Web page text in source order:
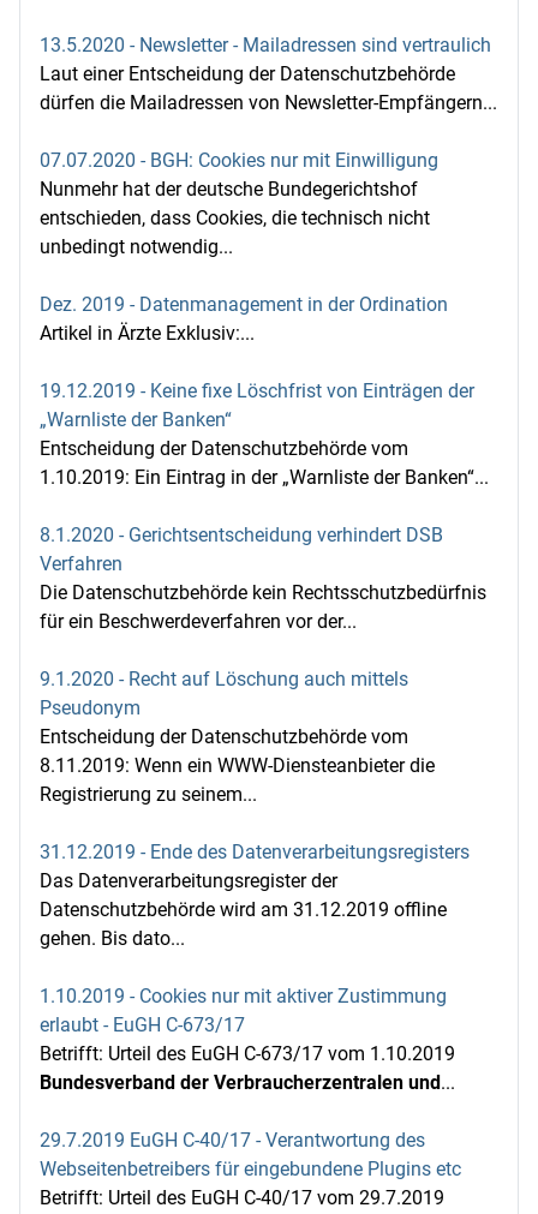
13.5.2020 - Newsletter - Mailadressen sind vertraulich
Laut einer Entscheidung der Datenschutzbehörde
dürfen die Mailadressen von Newsletter-Empfängern...
07.07.2020 - BGH: Cookies nur mit Einwilligung
Nunmehr hat der deutsche Bundegerichtshof
entschieden, dass Cookies, die technisch nicht
unbedingt notwendig...
Dez. 2019 - Datenmanagement in der Ordination
Artikel in Ärzte Exklusiv:...
19.12.2019 - Keine fixe Löschfrist von Einträgen der
„Warnliste der Banken“
Entscheidung der Datenschutzbehörde vom
1.10.2019: Ein Eintrag in der „Warnliste der Banken“...
8.1.2020 - Gerichtsentscheidung verhindert DSB
Verfahren
Die Datenschutzbehörde kein Rechtsschutzbedürfnis
für ein Beschwerdeverfahren vor der...
9.1.2020 - Recht auf Löschung auch mittels
Pseudonym
Entscheidung der Datenschutzbehörde vom
8.11.2019: Wenn ein WWW-Diensteanbieter die
Registrierung zu seinem...
31.12.2019 - Ende des Datenverarbeitungsregisters
Das Datenverarbeitungsregister der
Datenschutzbehörde wird am 31.12.2019 offline
gehen. Bis dato...
1.10.2019 - Cookies nur mit aktiver Zustimmung
erlaubt - EuGH C-673/17
Betrifft: Urteil des EuGH C-673/17 vom 1.10.2019
Bundesverband der Verbraucherzentralen und...
29.7.2019 EuGH C-40/17 - Verantwortung des
Webseitenbetreibers für eingebundene Plugins etc
Betrifft: Urteil des EuGH C-40/17 vom 29.7.2019